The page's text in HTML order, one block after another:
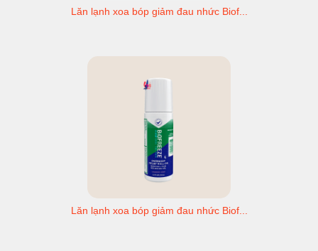
Lăn lạnh xoa bóp giảm đau nhức Biof...
Lăn lạnh xoa bóp giảm đau nhức Biof...